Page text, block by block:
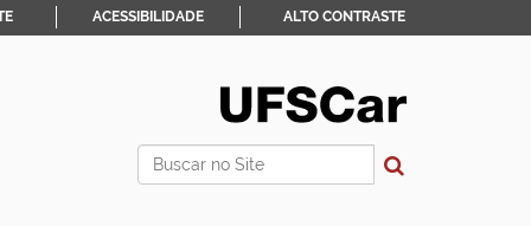
Busca
ACESSIBILIDADE ALTO CONTRASTE